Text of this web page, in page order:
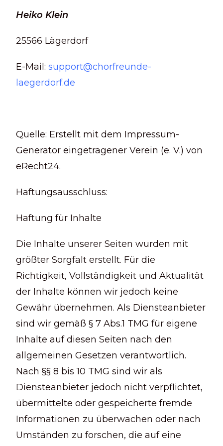
Heiko Klein
25566 Lägerdorf
E-Mail:support@chorfreunde-
laegerdorf.de
Quelle: Erstellt mit dem Impressum-
Generator eingetragener Verein (e. V.) von
eRecht24.
Haftungsausschluss:
Haftung für Inhalte
Die Inhalte unserer Seiten wurden mit
größter Sorgfalt erstellt. Für die
Richtigkeit, Vollständigkeit und Aktualität
der Inhalte können wir jedoch keine
Gewähr übernehmen. Als Diensteanbieter
sind wir gemäß § 7 Abs.1 TMG für eigene
Inhalte auf diesen Seiten nach den
allgemeinen Gesetzen verantwortlich.
Nach §§ 8 bis 10 TMG sind wir als
Diensteanbieter jedoch nicht verpflichtet,
übermittelte oder gespeicherte fremde
Informationen zu überwachen oder nach
Umständen zu forschen, die auf eine